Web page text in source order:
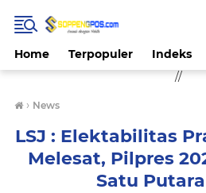
Home Terpopuler Indeks
//
› News
LSJ : Elektabilitas
Melesat, Pilpres
Satu